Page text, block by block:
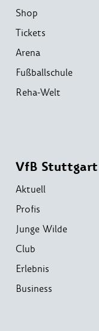
Shop
Tickets
Arena
Fußballschule
Reha-Welt
VfB Stuttgart
Aktuell
Profis
Junge Wilde
Club
Erlebnis
Business